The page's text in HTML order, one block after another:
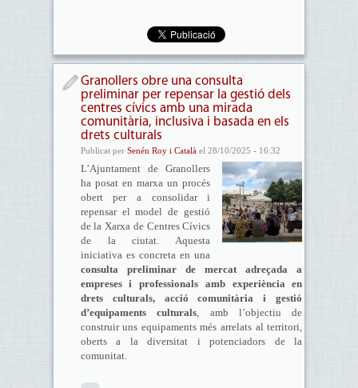
Granollers obre una consulta
preliminar per repensar la gestió dels
centres cívics amb una mirada
comunitària, inclusiva i basada en els
drets culturals
Publicat per Senén Roy i Catalàel 28/10/2025 - 16:32
L’Ajuntament de Granollers
ha posat en marxa un procés
obert per a consolidar i
repensar el model de gestió
de la Xarxa de Centres Cívics
de la ciutat. Aquesta
iniciativa es concreta en una
consulta preliminar de mercat adreçada a
empreses i professionals amb experiència en
drets culturals, acció comunitària i gestió
d’equipaments culturals, amb l’objectiu de
construir uns equipaments més arrelats al territori,
oberts a la diversitat i potenciadors de la
comunitat.